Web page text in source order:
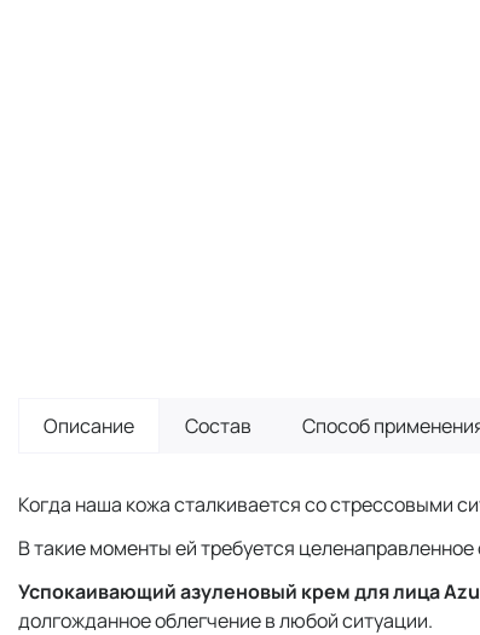
Описание Состав Способ
Когда наша кожа сталкивается со стрессовыми
В такие моменты ей требуется
Успокаивающий азуленовый крем для лица
долгожданное облегчение в любой ситуации.